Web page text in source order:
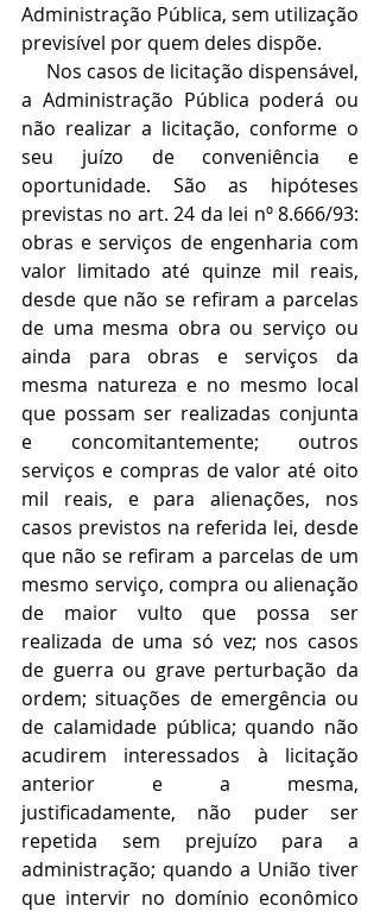
Administração Pública, sem utilização
previsível por quem deles dispõe.
a Administração Pública poderá ou
não realizar a licitação, conforme o
seu juízo de conveniência e
oportunidade. São as hipóteses
previstas no art. 24 da lei nº 8.666/93:
obras e serviços de engenharia com
valor limitado até quinze mil reais,
desde que não se refiram a parcelas
de uma mesma obra ou serviço ou
ainda para obras e serviços da
mesma natureza e no mesmo local
que possam ser realizadas conjunta
e concomitantemente; outros
serviços e compras de valor até oito
mil reais, e para alienações, nos
casos previstos na referida lei, desde
que não se refiram a parcelas de um
mesmo serviço, compra ou alienação
de maior vulto que possa ser
realizada de uma só vez; nos casos
de guerra ou grave perturbação da
ordem; situações de emergência ou
de calamidade pública; quando não
acudirem interessados à licitação
anterior e a mesma,
justificadamente, não puder ser
repetida sem prejuízo para a
administração; quando a União tiver
que intervir no domínio econômico